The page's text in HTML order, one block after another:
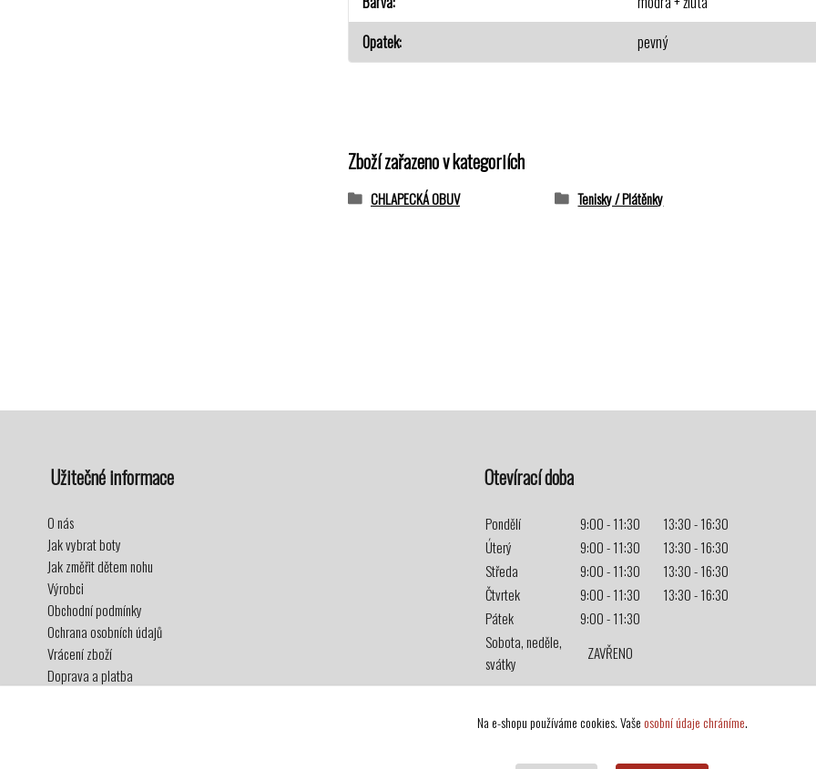
Opatek
pevný
Zboží zařazeno v kategoriích
CHLAPECKÁ OBUV Tenisky / Plátěnky
Užitečné informace
O nás
Jak vybrat boty
Jak změřit dětem nohu
Výrobci
Obchodní podmínky
Ochrana osobních údajů
Vrácení zboží
Doprava a platba
Otevírací doba
Pondělí 9:00 - 11:30
13:30 - 16:30
Úterý
9:00 - 11:30
13:30 - 16:30
Středa
9:00 - 11:30
13:30 - 16:30
Čtvrtek
9:00 - 11:30
13:30 - 16:30
Pátek
9:00 - 11:30
Sobota, neděle,
svátky
ZAVŘENO
Na e-shopu používáme cookies. Vašeosobní údaje chráníme.